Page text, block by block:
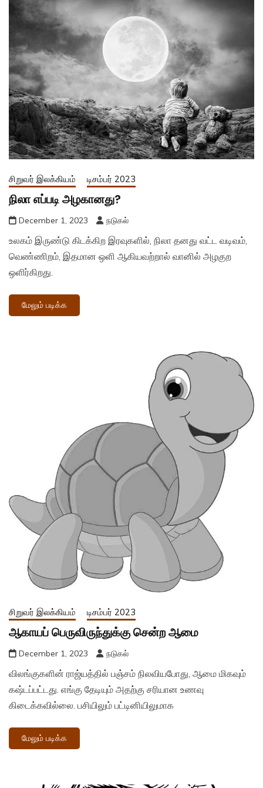
சிறுவர் இலக்கியம் டிசம்பர் 2023
நிலா எப்படி அழகானது?
December 1, 2023 நடுகல்
உலகம் இருண்டு கிடக்கிற இரவுகளில், நிலா தனது வட்ட வடிவம்,
வெண்ணிறம், இதமான ஒளி ஆகியவற்றால் வானில் அழகுற
ஒளிர்கிறது.
மேலும் படிக்க
சிறுவர் இலக்கியம் டிசம்பர் 2023
ஆகாயப் பெருவிருந்துக்கு சென்ற ஆமை
December 1, 2023 நடுகல்
விலங்குகளின் ராஜ்யத்தில் பஞ்சம் நிலவியபோது, ஆமை மிகவும்
கஷ்டப்பட்டது. எங்கு தேடியும் அதற்கு சரியான உணவு
கிடைக்கவில்லை. பசியிலும் பட்டினியிலுமாக
மேலும் படிக்க